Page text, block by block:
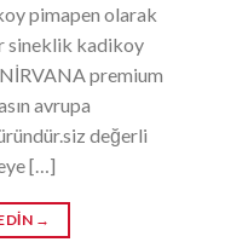
pimapen olarak
sineklik kadikoy
premium
avrupa
değerli
[…]
→